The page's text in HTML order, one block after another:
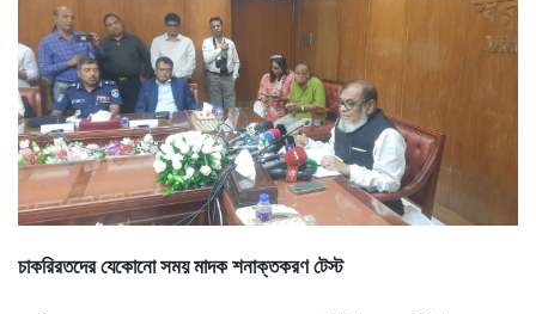
চাকরিরতদের যেকোনো সময় মাদক শনাক্তকরণ টেস্ট